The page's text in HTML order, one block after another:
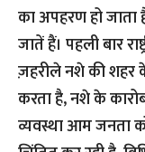
का अपहरण हो
जातें हैं। पहली बार
ज़हरीले नशे की शहर
करता है, नशे के
व्यवस्था आम जनता